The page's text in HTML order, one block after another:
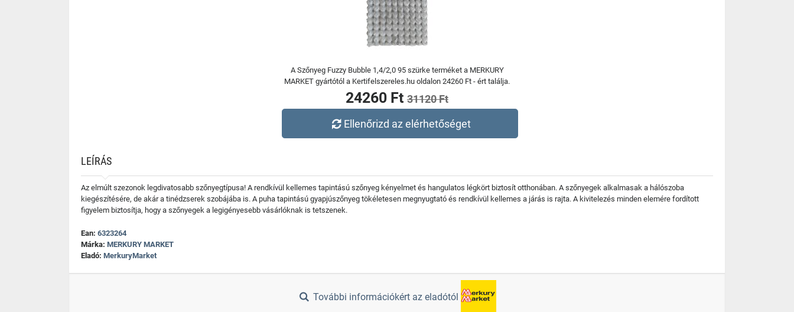
A Szőnyeg Fuzzy Bubble 1,4/2,0 95 szürke terméket a MERKURY
MARKET gyártótól a Kertifelszereles.hu oldalon 24260 Ft - ért találja.
24260 Ft 31120 Ft
Ellenőrizd az elérhetőséget
LEÍRÁS
Az elmúlt szezonok legdivatosabb szőnyegtípusa! A rendkívül kellemes tapintású szőnyeg kényelmet és hangulatos légkört biztosít otthonában. A szőnyegek alkalmasak a hálószoba
kiegészítésére, de akár a tinédzserek szobájába is. A puha tapintású gyapjúszőnyeg tökéletesen megnyugtató és rendkívül kellemes a járás is rajta. A kivitelezés minden elemére fordított
figyelem biztosítja, hogy a szőnyegek a legigényesebb vásárlóknak is tetszenek.
Ean: 6323264
Márka: MERKURY MARKET
Eladó: MerkuryMarket
További információkért az eladótól